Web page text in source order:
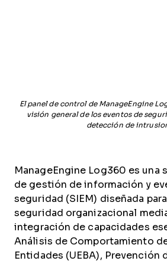
El panel de control de ManageEngine
visión general de los eventos de
detección de
ManageEngine Log360 es una
de gestión de información y
seguridad (SIEM) diseñada
seguridad organizacional
integración de capacidades
Análisis de Comportamiento
Entidades (UEBA), Prevención